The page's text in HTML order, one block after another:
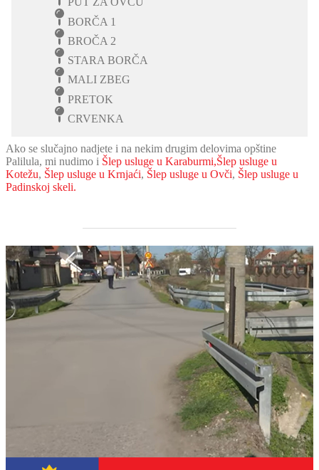
BORČA 1
BROČA 2
STARA BORČA
MALI ZBEG
PRETOK
CRVENKA
Ako se slučajno nadjete i na nekim drugim delovima opštine
Palilula, mi nudimo i Šlep usluge u Karaburmi,Šlep usluge u
Kotežu, Šlep usluge u Krnjaći, Šlep usluge u Ovči, Šlep usluge u
Padinskoj skeli.